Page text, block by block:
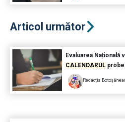
Articol următor
Evaluarea Națională
CALENDARUL
Redacția